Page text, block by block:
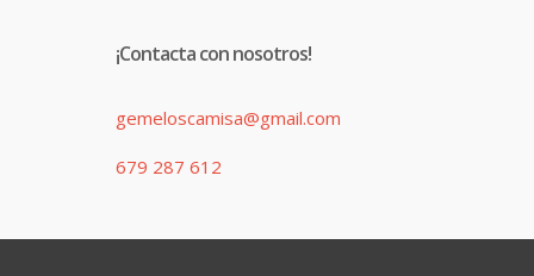
¡Contacta con nosotros!
gemeloscamisa@gmail.com
679 287 612